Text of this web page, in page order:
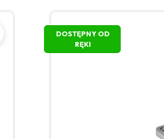
DOSTĘPNY OD
RĘKI